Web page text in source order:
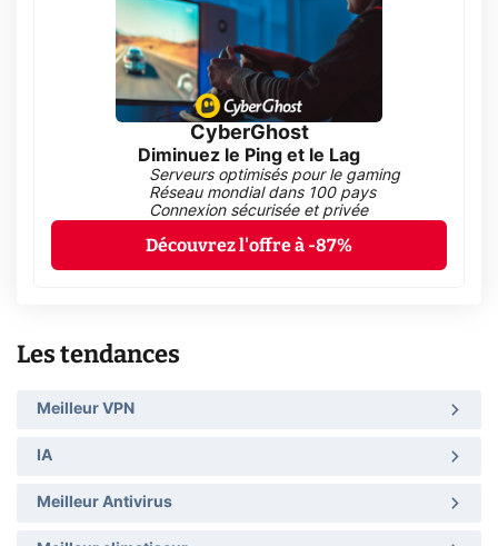
CyberGhost
Diminuez le Ping et le Lag
Serveurs optimisés pour le gaming
Réseau mondial dans 100 pays
Connexion sécurisée et privée
Découvrez l'offre à -87%
Les tendances
Meilleur VPN
IA
Meilleur Antivirus